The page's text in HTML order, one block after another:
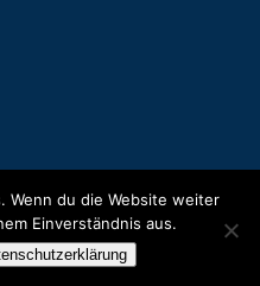
Alle Rechte vorbehalten.
Wenn du die Website weiter
Einverständnis aus.